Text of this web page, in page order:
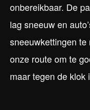
onbereikbaar. De
lag sneeuw en
sneeuwkettingen
onze route om te
maar tegen de klok